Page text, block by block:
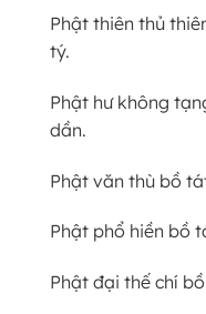
Phật thiên thủ
tý.
Phật hư không
dần.
Phật văn thù bồ
Phật phổ hiền bồ
Phật đại thế chí